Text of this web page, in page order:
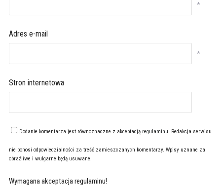
*
Adres e-mail
*
Stron internetowa
Dodanie komentarza jest równoznaczne z akceptacją regulaminu. Redakcja serwisu
nie ponosi odpowiedzialności za treść zamieszczanych komentarzy. Wpisy uznane za
obraźliwe i wulgarne będą usuwane.
Wymagana akceptacja regulaminu!